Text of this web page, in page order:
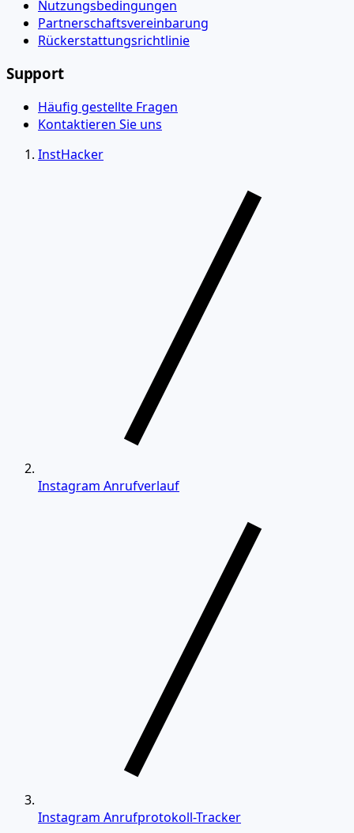
Nutzungsbedingungen
Partnerschaftsvereinbarung
Rückerstattungsrichtlinie
Support
Häufig gestellte Fragen
Kontaktieren Sie uns
InstHacker
Instagram Anrufverlauf
Instagram Anrufprotokoll-Tracker